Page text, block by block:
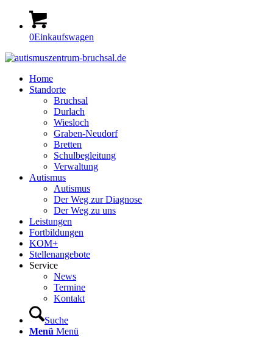
0Einkaufswagen
Home
Standorte
Bruchsal
Durlach
Wiesloch
Graben-Neudorf
Bretten
Schulbegleitung
Verwaltung
Autismus
Autismus
Der Weg zur Diagnose
Der Weg zu uns
Leistungen
Fortbildungen
KOM+
Stellenangebote
Service
News
Termine
Kontakt
Suche
Menü Menü